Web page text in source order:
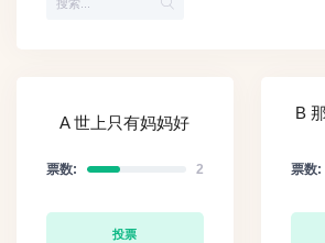
A 世上只有妈妈好
票数: 2
投票
B
票数: